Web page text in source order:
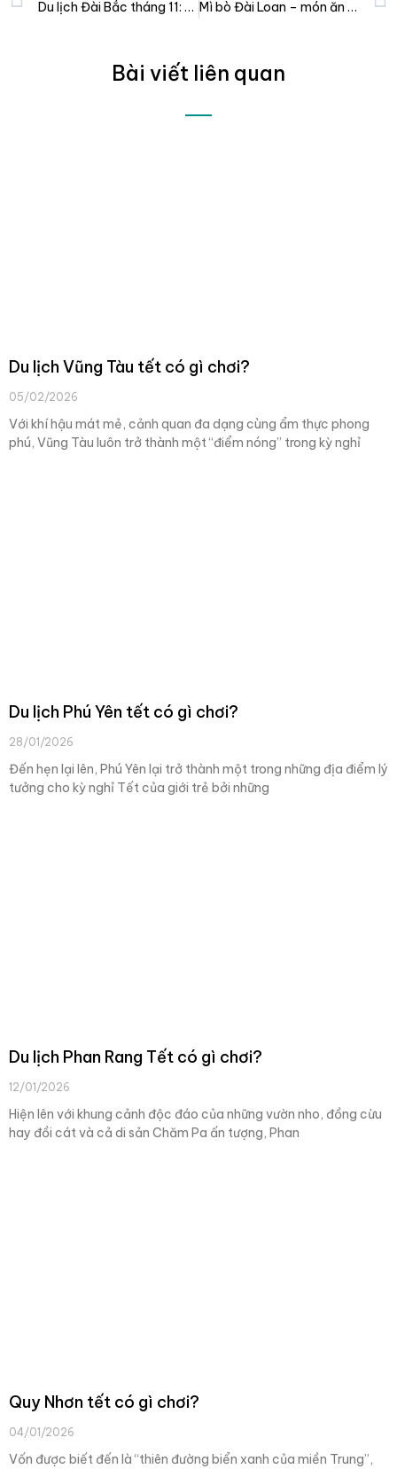
Du lịch Đài Bắc tháng 11: thời tiết, sự kiện, đi đâu, làm gì? Mì bò Đài Loan – món ăn mang tính biểu tượng của Đài Loan
Bài viết liên quan
Du lịch Vũng Tàu tết có gì chơi?
05/02/2026
Với khí hậu mát mẻ, cảnh quan đa dạng cùng ẩm thực phong
phú, Vũng Tàu luôn trở thành một “điểm nóng” trong kỳ nghỉ
Du lịch Phú Yên tết có gì chơi?
28/01/2026
Đến hẹn lại lên, Phú Yên lại trở thành một trong những địa điểm lý
tưởng cho kỳ nghỉ Tết của giới trẻ bởi những
Du lịch Phan Rang Tết có gì chơi?
12/01/2026
Hiện lên với khung cảnh độc đáo của những vườn nho, đồng cừu
hay đồi cát và cả di sản Chăm Pa ấn tượng, Phan
Quy Nhơn tết có gì chơi?
04/01/2026
Vốn được biết đến là “thiên đường biển xanh của miền Trung”,